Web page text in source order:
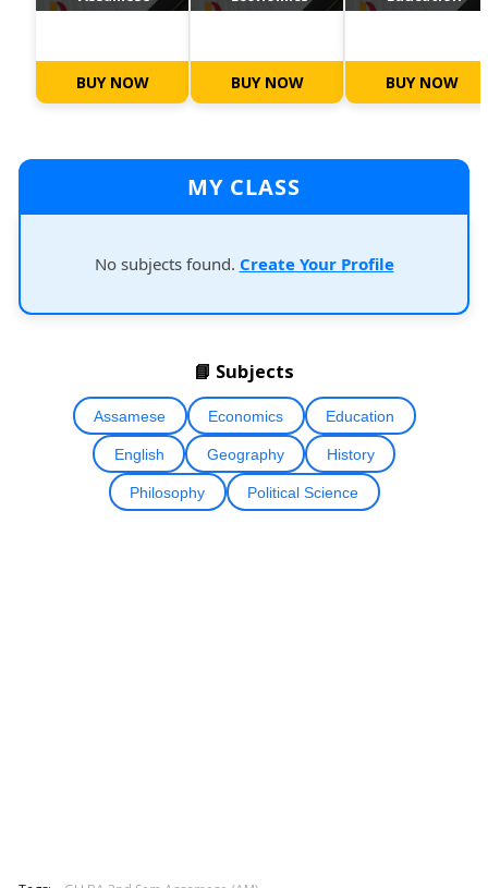
BUY NOW BUY NOW BUY NOW
MY CLASS
No subjects found. Create Your Profile
📘 Subjects
Assamese Economics Education
English Geography History
Philosophy Political Science